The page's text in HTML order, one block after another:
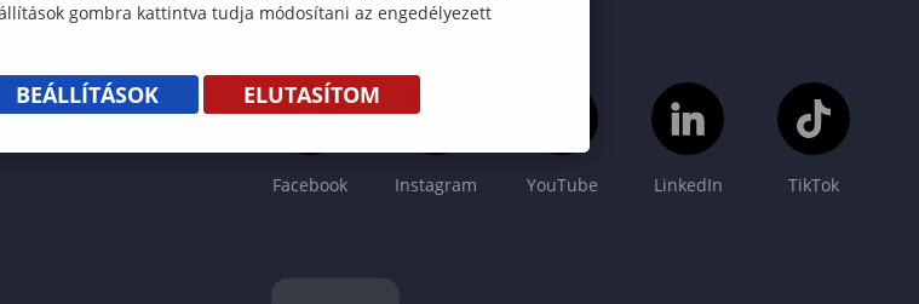
Facebook Instagram YouTube LinkedIn TikTok
gombra kattintva tudja módosítani az engedélyezett
BEÁLLÍTÁSOK ELUTASÍTOM